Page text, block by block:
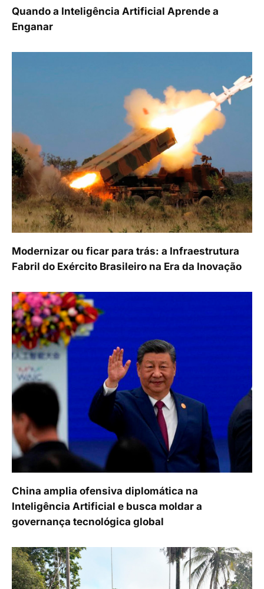
Quando a Inteligência Artificial Aprende a
Enganar
Modernizar ou ficar para trás: a Infraestrutura
Fabril do Exército Brasileiro na Era da Inovação
China amplia ofensiva diplomática na
Inteligência Artificial e busca moldar a
governança tecnológica global